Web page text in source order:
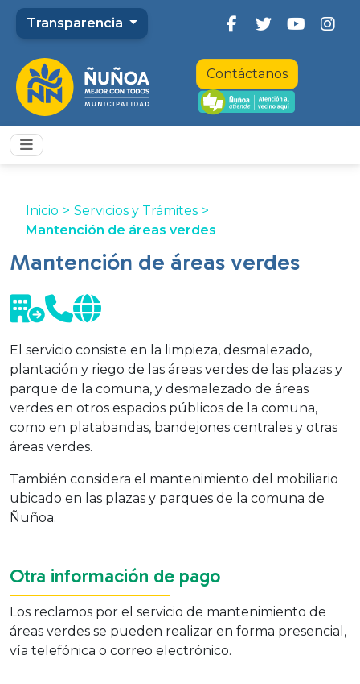
Transparencia
Contáctanos
Inicio > Servicios y Trámites >
Mantención de áreas verdes
Mantención de áreas verdes
El servicio consiste en la limpieza, desmalezado,
plantación y riego de las áreas verdes de las plazas y
parque de la comuna, y desmalezado de áreas
verdes en otros espacios públicos de la comuna,
como en platabandas, bandejones centrales y otras
áreas verdes.
También considera el mantenimiento del mobiliario
ubicado en las plazas y parques de la comuna de
Ñuñoa.
Otra información de pago
Los reclamos por el servicio de mantenimiento de
áreas verdes se pueden realizar en forma presencial,
vía telefónica o correo electrónico.